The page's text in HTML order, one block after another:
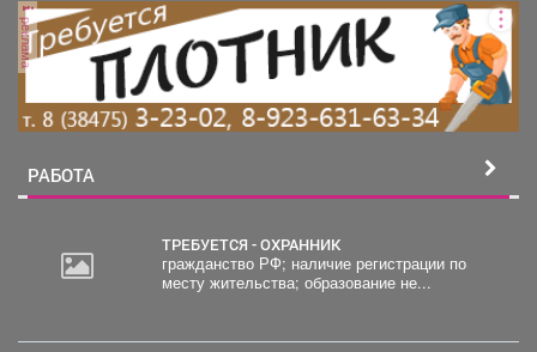
реклама
РАБОТА
ТРЕБУЕТСЯ - ОХРАННИК
гражданство РФ; наличие регистрации по
месту жительства; образование не...